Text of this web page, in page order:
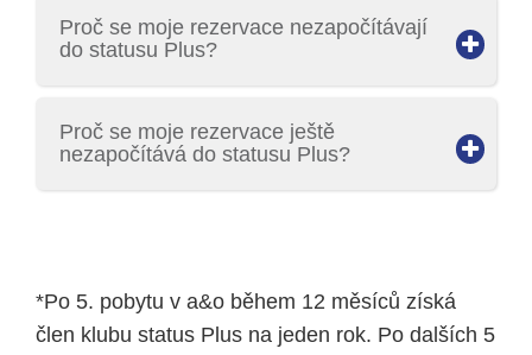
Proč se moje rezervace nezapočítávají
do statusu Plus?
Proč se moje rezervace ještě
nezapočítává do statusu Plus?
*Po 5. pobytu v a&o během 12 měsíců získá
člen klubu status Plus na jeden rok. Po dalších 5